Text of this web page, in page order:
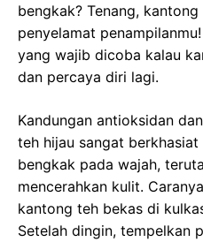
bengkak? Tenang,
penyelamat
yang wajib dicoba kalau
dan percaya diri lagi.
Kandungan antioksidan
teh hijau sangat
bengkak pada wajah,
mencerahkan kulit.
kantong teh bekas di
Setelah dingin, tempelkan